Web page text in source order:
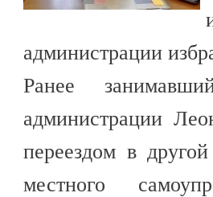
администрации
Ранее
администрации
переездом в
местного